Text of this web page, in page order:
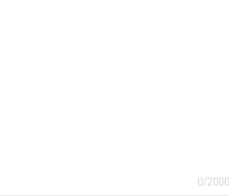
0/2000